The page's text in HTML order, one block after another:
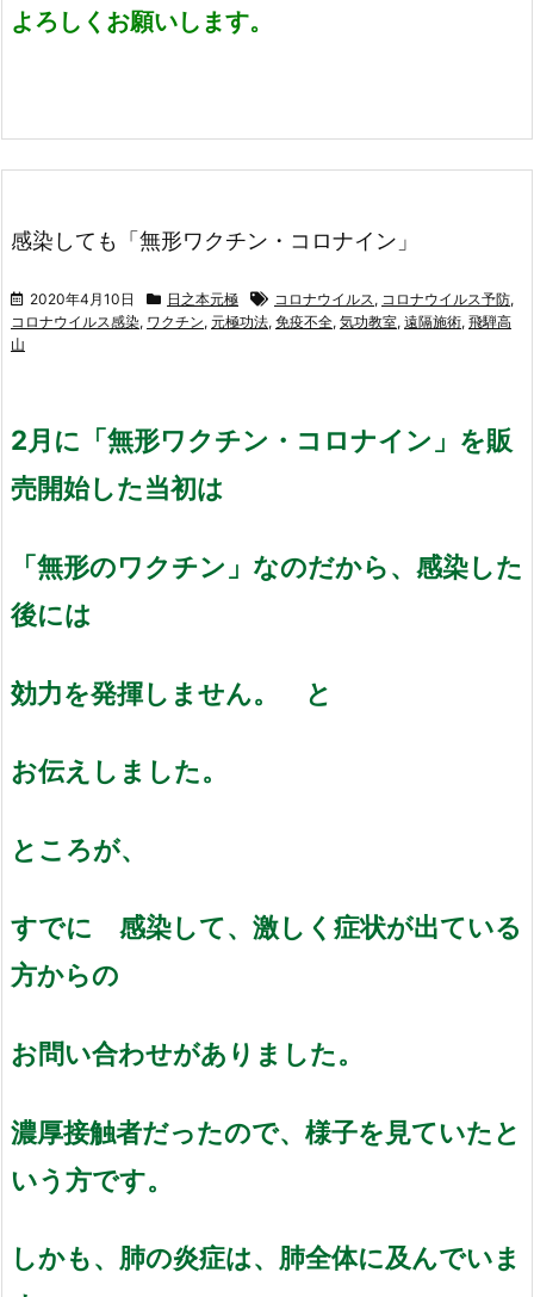
よろしくお願いします。
感染しても「無形ワクチン・コロナイン」
2020年4月10日 日之本元極 コロナウイルス, コロナウイルス予防,
コロナウイルス感染, ワクチン, 元極功法, 免疫不全, 気功教室, 遠隔施術, 飛騨高
山
2月に「無形ワクチン・コロナイン」を販
売開始した当初は
「無形のワクチン」なのだから、感染した
後には
効力を発揮しません。 と
お伝えしました。
ところが、
すでに 感染して、激しく症状が出ている
方からの
お問い合わせがありました。
濃厚接触者だったので、様子を見ていたと
いう方です。
しかも、肺の炎症は、肺全体に及んでいま